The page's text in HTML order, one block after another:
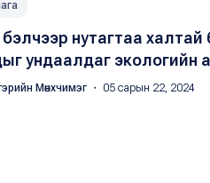
нутагтаа
ундаалдаг экологийн
Мөнхчимэг ・ 05 сарын 22, 2024